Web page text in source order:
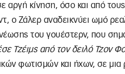
αργή κίνηση, όσο και από
ο Ζάλερ αναδεικνύει ωμό
του γουέστερν, που
Τζέιμς από τον δειλό Τζον
φωτισμών και ήχων, σε μια